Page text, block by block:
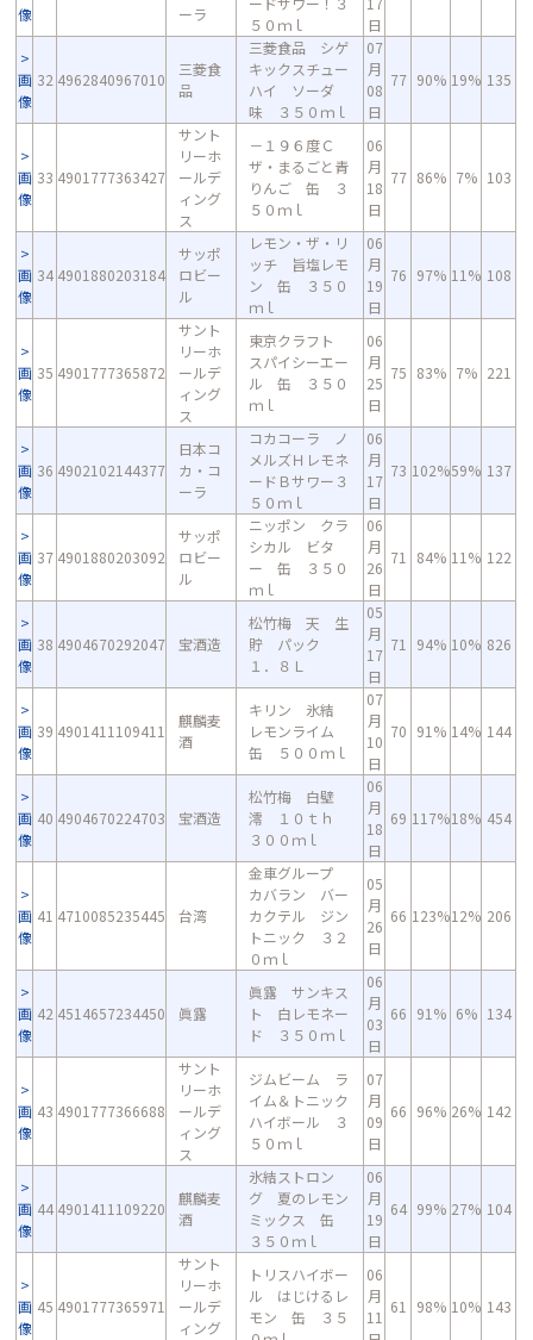
像
ーラ
５０ｍｌ
日
画
像
32 4962840967010
三菱食
品
三菱食品 シゲ
キックスチュー
ハイ ソーダ
味 ３５０ｍｌ
07
月
08
日
77 90% 19% 135
画
像
33 4901777363427
サント
リーホ
ールデ
ィング
ス
－１９６度Ｃ
ザ・まるごと青
りんご 缶 ３
５０ｍｌ
06
月
18
日
77 86% 7% 103
画
像
34 4901880203184
サッポ
ロビー
ル
レモン・ザ・リ
ッチ 旨塩レモ
ン 缶 ３５０
ｍｌ
06
月
19
日
76 97% 11% 108
画
像
35 4901777365872
サント
リーホ
ールデ
ィング
ス
東京クラフト
スパイシーエー
ル 缶 ３５０
ｍｌ
06
月
25
日
75 83% 7% 221
画
像
36 4902102144377
日本コ
カ・コ
ーラ
コカコーラ ノ
メルズＨレモネ
ードＢサワー３
５０ｍｌ
06
月
17
日
73 102%59% 137
画
像
37 4901880203092
サッポ
ロビー
ル
ニッポン クラ
シカル ビタ
ー 缶 ３５０
ｍｌ
06
月
26
日
71 84% 11% 122
画
像
38 4904670292047 宝酒造
松竹梅 天 生
貯 パック
１．８Ｌ
05
月
17
日
71 94% 10% 826
画
像
39 4901411109411
麒麟麦
酒
キリン 氷結
レモンライム
缶 ５００ｍｌ
07
月
10
日
70 91% 14% 144
画
像
40 4904670224703 宝酒造
松竹梅 白壁
澪 １０ｔｈ
３００ｍｌ
06
月
18
日
69 117%18% 454
画
像
41 4710085235445 台湾
金車グループ
カバラン バー
カクテル ジン
トニック ３２
０ｍｌ
05
月
26
日
66 123%12% 206
画
像
42 4514657234450 眞露
眞露 サンキス
ト 白レモネー
ド ３５０ｍｌ
06
月
03
日
66 91% 6% 134
画
像
43 4901777366688
サント
リーホ
ールデ
ィング
ス
ジムビーム ラ
イム＆トニック
ハイボール ３
５０ｍｌ
07
月
09
日
66 96% 26% 142
画
像
44 4901411109220
麒麟麦
酒
氷結ストロン
グ 夏のレモン
ミックス 缶
３５０ｍｌ
06
月
19
日
64 99% 27% 104
画
像
45 4901777365971
サント
リーホ
ールデ
ィング
トリスハイボー
ル はじけるレ
モン 缶 ３５
06
月
11
61 98% 10% 143